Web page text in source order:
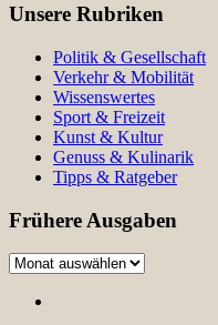
Unsere Rubriken
Politik & Gesellschaft
Verkehr & Mobilität
Wissenswertes
Sport & Freizeit
Kunst & Kultur
Genuss & Kulinarik
Tipps & Ratgeber
Frühere Ausgaben
Frühere